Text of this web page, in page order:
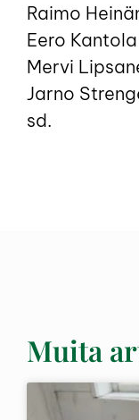
Raimo
Eero
Mervi
Jarno
sd.
Muita